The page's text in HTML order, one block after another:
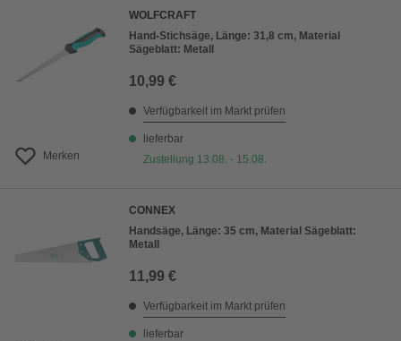
Merken
WOLFCRAFT
Hand-Stichsäge, Länge: 31,8 cm, Material
Sägeblatt: Metall
10,99 €
Verfügbarkeit im Markt prüfen
lieferbar
Zustellung 13.08. - 15.08.
CONNEX
Handsäge, Länge: 35 cm, Material Sägeblatt:
Metall
11,99 €
Verfügbarkeit im Markt prüfen
lieferbar